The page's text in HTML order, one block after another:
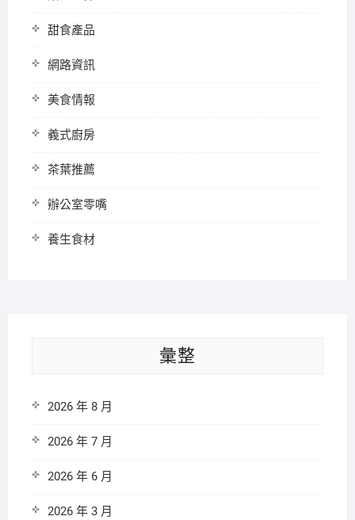
甜食產品
網路資訊
美食情報
義式廚房
茶葉推薦
辦公室零嘴
養生食材
彙整
2026 年 8 月
2026 年 7 月
2026 年 6 月
2026 年 3 月